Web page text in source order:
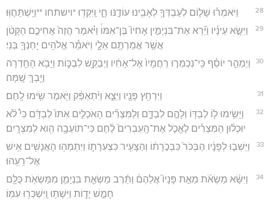
28 וַיֹּאמְר֗וּ שָׁל֛וֹם לְעַבְדְּךָ֥ לְאָבִ֖ינוּ עוֹדֶ֣נּוּ חָ֑י וַֽיִּקְּד֖וּ *וישתחו **וַיִּֽשְׁתַּחֲוּֽוּ׃
29
וַיִּשָּׂ֣א עֵינָ֗יו וַיַּ֞רְא אֶת־בִּנְיָמִ֣ין אָחִיו֮ בֶּן־אִמּוֹ֒ וַיֹּ֗אמֶר הֲזֶה֙ אֲחִיכֶ֣ם הַקָּטֹ֔ן
אֲשֶׁ֥ר אֲמַרְתֶּ֖ם אֵלָ֑י וַיֹּאמַ֕ר אֱלֹהִ֥ים יָחְנְךָ֖ בְּנִֽי׃
30
וַיְמַהֵ֣ר יוֹסֵ֗ף כִּֽי־נִכְמְר֤וּ רַחֲמָיו֙ אֶל־אָחִ֔יו וַיְבַקֵּ֖שׁ לִבְכּ֑וֹת וַיָּבֹ֥א הַחַ֖דְרָה
וַיֵּ֥בְךְּ שָֽׁמָּה׃
31 וַיִּרְחַ֥ץ פָּנָ֖יו וַיֵּצֵ֑א וַיִּ֨תְאַפַּ֔ק וַיֹּ֖אמֶר שִׂ֥ימוּ לָֽחֶם׃
32
וַיָּשִׂ֥ימוּ ל֛וֹ לְבַדּ֖וֹ וְלָהֶ֣ם לְבַדָּ֑ם וְלַמִּצְרִ֞ים הָאֹכְלִ֤ים אִתּוֹ֙ לְבַדָּ֔ם כִּי֩ לֹ֨א
יוּכְל֜וּן הַמִּצְרִ֗ים לֶאֱכֹ֤ל אֶת־הָֽעִבְרִים֙ לֶ֔חֶם כִּי־תוֹעֵבָ֥ה הִ֖וא לְמִצְרָֽיִם׃
33
וַיֵּשְׁב֣וּ לְפָנָ֔יו הַבְּכֹר֙ כִּבְכֹ֣רָת֔וֹ וְהַצָּעִ֖יר כִּצְעִרָת֑וֹ וַיִּתְמְה֥וּ הָאֲנָשִׁ֖ים אִ֥ישׁ
אֶל־רֵעֵֽהוּ׃
34
וַיִּשָּׂ֨א מַשְׂאֹ֜ת מֵאֵ֣ת פָּנָיו֮ אֲלֵהֶם֒ וַתֵּ֜רֶב מַשְׂאַ֧ת בִּנְיָמִ֛ן מִמַּשְׂאֹ֥ת כֻּלָּ֖ם
חָמֵ֣שׁ יָד֑וֹת וַיִּשְׁתּ֥וּ וַֽיִּשְׁכְּר֖וּ עִמּֽוֹ׃